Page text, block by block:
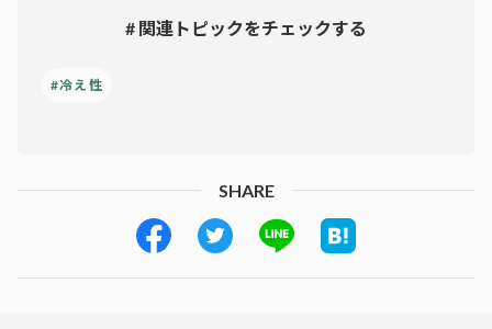
# 関連トピックをチェックする
#冷え性
SHARE